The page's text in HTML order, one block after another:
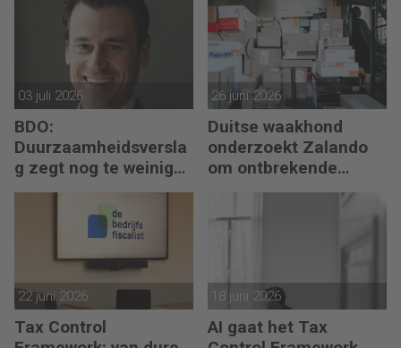
03 juli 2026
BDO:
Duurzaamheidsversla
g zegt nog te weinig
over waarde en risico’s
26 juni 2026
Duitse waakhond
onderzoekt Zalando
om ontbrekende
transactie in
22 juni 2026
Tax Control
18 juni 2026
AI gaat het Tax